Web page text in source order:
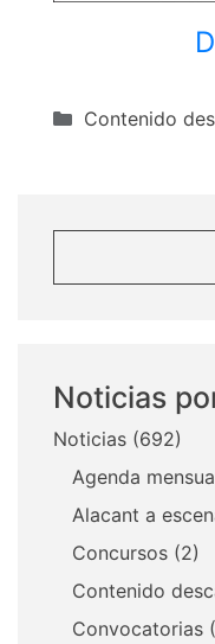
Categorías
Contenido
Noticias
Noticias (692)
Agenda
Alacant a
Concursos (2)
Contenido
Convocatorias